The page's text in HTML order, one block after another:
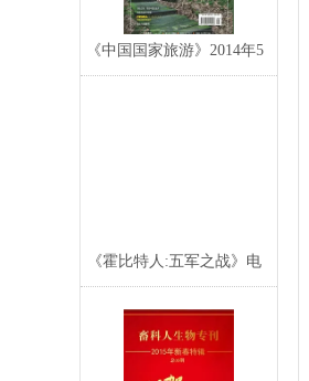
《中国国家旅游》2014年5
《霍比特人:五军之战》电